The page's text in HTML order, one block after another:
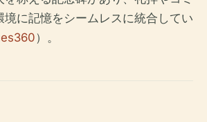
境に記憶をシームレスに統合してい
）。